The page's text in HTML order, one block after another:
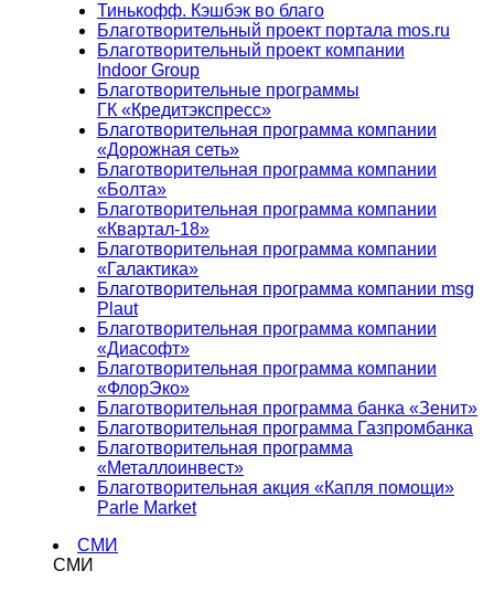
Тинькофф. Кэшбэк во благо
Благотворительный проект портала mos.ru
Благотворительный проект компании
Indoor Group
Благотворительные программы
ГК «Кредитэкспресс»
Благотворительная программа компании
«Дорожная сеть»
Благотворительная программа компании
«Болта»
Благотворительная программа компании
«Квартал-18»
Благотворительная программа компании
«Галактика»
Благотворительная программа компании msg
Plaut
Благотворительная программа компании
«Диасофт»
Благотворительная программа компании
«ФлорЭко»
Благотворительная программа банка «Зенит»
Благотворительная программа Газпромбанка
Благотворительная программа
«Металлоинвест»
Благотворительная акция «Капля помощи»
Parle Market
СМИ
СМИ